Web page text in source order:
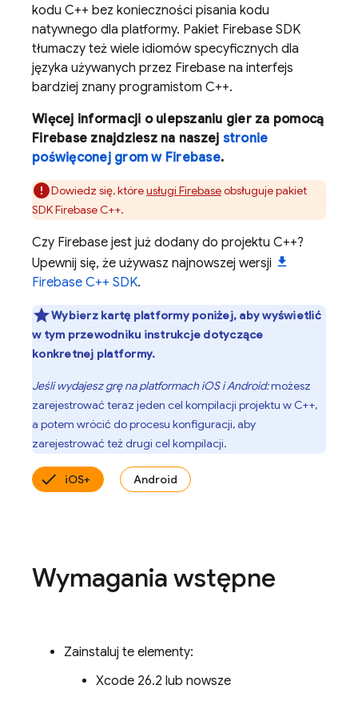
kodu C++ bez konieczności pisania kodu
natywnego dla platformy. Pakiet Firebase SDK
tłumaczy też wiele idiomów specyficznych dla
języka używanych przez Firebase na interfejs
bardziej znany programistom C++.
Więcej informacji o ulepszaniu gier za pomocą
Firebase znajdziesz na naszej stronie
poświęconej grom w Firebase.
Dowiedz się, któreusługi Firebaseobsługuje pakiet
SDKFirebaseC++.
Czy Firebase jest już dodany do projektu C++?
Upewnij się, że używasz najnowszej wersji
Firebase C++ SDK.
Wybierz kartę platformy poniżej, aby wyświetlić
w tym przewodniku instrukcje dotyczące
konkretnej platformy.
Jeśli wydajesz grę na platformach iOS i Android:możesz
zarejestrować teraz jeden cel kompilacji projektu w C++,
a potem wrócić do procesu konfiguracji, aby
zarejestrować też drugi cel kompilacji.
iOS+ Android
Wymagania wstępne
Zainstaluj te elementy:
Xcode 26.2 lub nowsze